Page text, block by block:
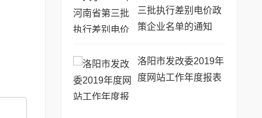
三批执行差别电价政
策企业名单的通知
洛阳市发改委2019年
度网站工作年度报表